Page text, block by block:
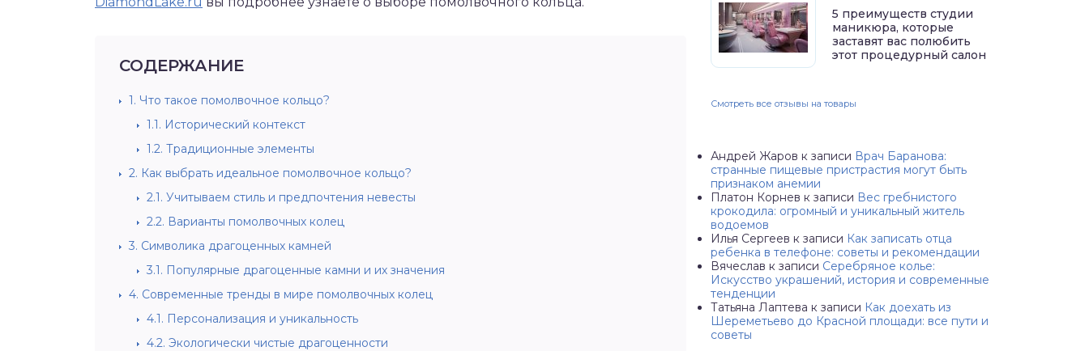
СОДЕРЖАНИЕ
1. Что такое помолвочное кольцо?
1.1. Исторический контекст
1.2. Традиционные элементы
2. Как выбрать идеальное помолвочное кольцо?
2.1. Учитываем стиль и предпочтения невесты
2.2. Варианты помолвочных колец
3. Символика драгоценных камней
3.1. Популярные драгоценные камни и их значения
4. Современные тренды в мире помолвочных колец
4.1. Персонализация и уникальность
4.2. Экологически чистые драгоценности
5 преимуществ студии
маникюра, которые
заставят вас полюбить
этот процедурный салон
Смотреть все отзывы на товары
Андрей Жаров к записи Врач Баранова:
странные пищевые пристрастия могут быть
признаком анемии
Платон Корнев к записи Вес гребнистого
крокодила: огромный и уникальный житель
водоемов
Илья Сергеев к записи Как записать отца
ребенка в телефоне: советы и рекомендации
Вячеслав к записи Серебряное колье:
Искусство украшений, история и современные
тенденции
Татьяна Лаптева к записи Как доехать из
Шереметьево до Красной площади: все пути и
советы